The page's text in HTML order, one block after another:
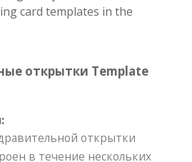
card templates in the
открытки Template
открытки
в течение нескольких